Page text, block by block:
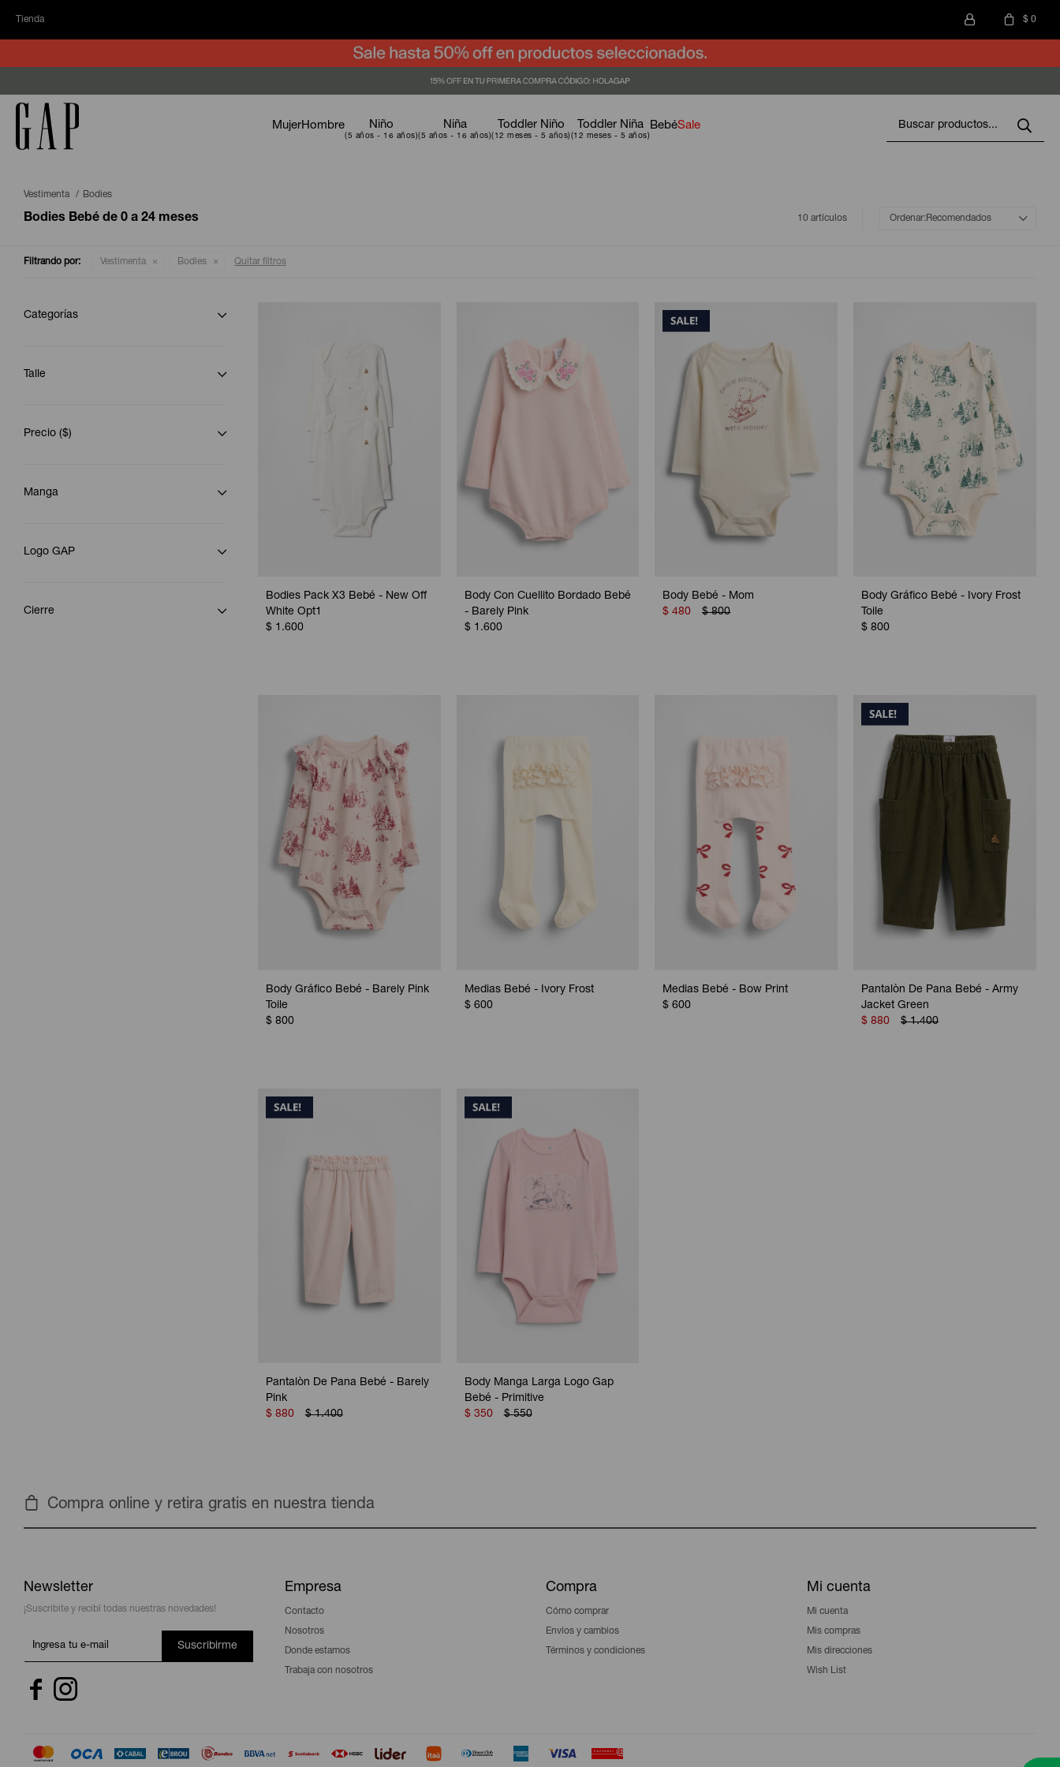
Tienda $ 0
MujerHombre Niño Niña Toddler Niño Toddler Niña BebéSale
Vestimenta Bodies
Bodies Bebé de 0 a 24 meses 10 artículos Recomendados
Filtrando por: Vestimenta Bodies Quitar filtros
Bodies Pack X3 Bebé - New Off
White Opt1
$ 1.600
Body Con Cuellito Bordado Bebé
- Barely Pink
$ 1.600
Body Bebé - Mom
$ 480 $ 800
Body Gráfico Bebé - Ivory Frost
Toile
$ 800
Body Gráfico Bebé - Barely Pink
Toile
$ 800
Medias Bebé - Ivory Frost
$ 600
Medias Bebé - Bow Print
$ 600
Pantalòn De Pana Bebé - Army
Jacket Green
$ 880 $ 1.400
Pantalòn De Pana Bebé - Barely
Pink
$ 880 $ 1.400
Body Manga Larga Logo Gap
Bebé - Primitive
$ 350 $ 550
Categorías
Talle
Precio ($)
Manga
Logo GAP
Cierre
Compra online y retira gratis en nuestra tienda
Newsletter
¡Suscribite y recibí todas nuestras novedades!
Suscribirme
 
Empresa
Contacto
Nosotros
Donde estamos
Trabaja con nosotros
Compra
Cómo comprar
Envíos y cambios
Términos y condiciones
Mi cuenta
Mi cuenta
Mis compras
Mis direcciones
Wish List